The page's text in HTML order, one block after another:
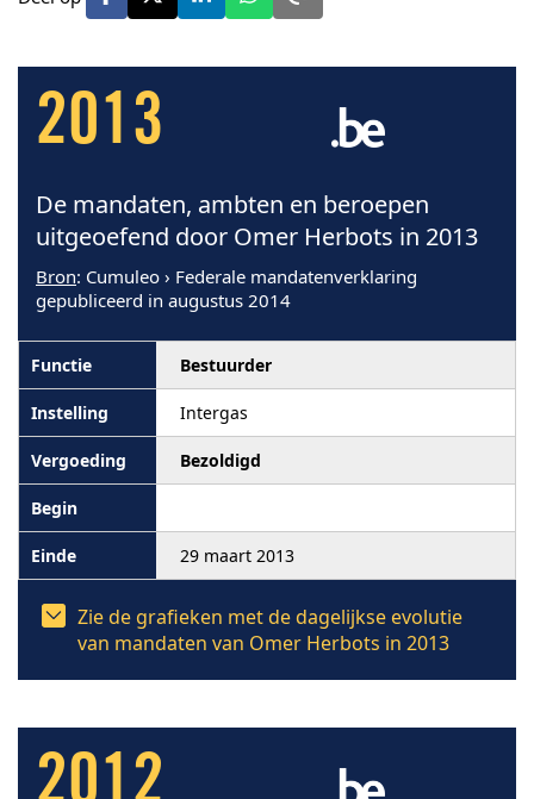
2013
De mandaten, ambten en beroepen
uitgeoefend door Omer Herbots in 2013
Bron: Cumuleo › Federale mandatenverklaring
gepubliceerd in augustus 2014
Bestuurder
Intergas
Bezoldigd
29 maart 2013
Zie de grafieken met de dagelijkse evolutie
van mandaten van Omer Herbots in 2013